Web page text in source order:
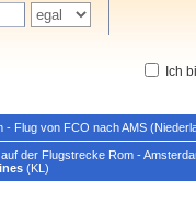
Ich
- Flug von FCO nach AMS
der Flugstrecke Rom -
(KL)